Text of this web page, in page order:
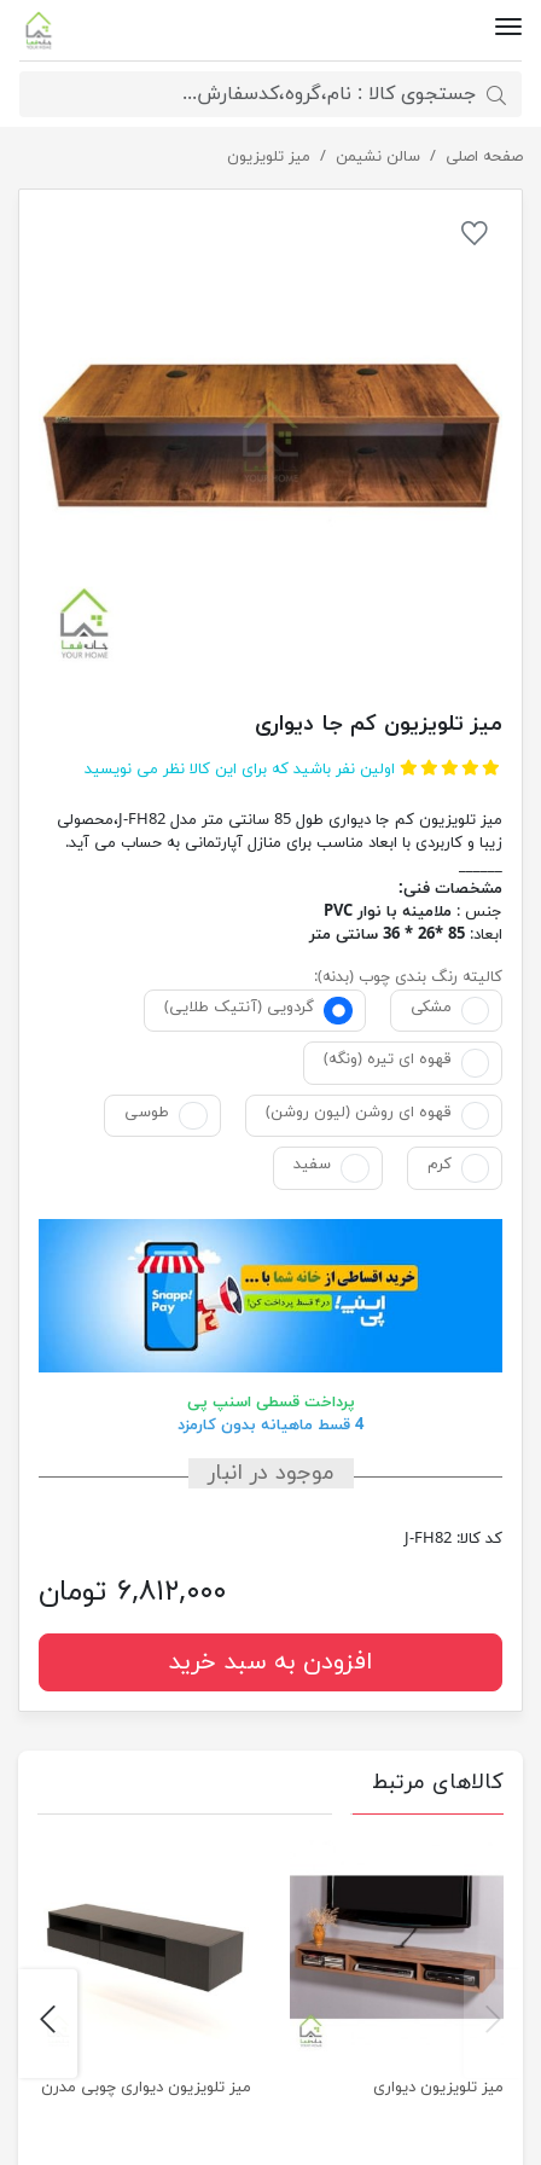
صفحه اصلی سالن نشیمن میز تلویزیون میز تلویزیون کم جا دیواری
میز تلویزیون کم جا دیواری
اولین نفر باشید که برای این کالا نظر می نویسید
میز تلویزیون کم جا دیواری طول 85 سانتی متر مدل J-FH82،محصولی
زیبا و کاربردی با ابعاد مناسب برای منازل آپارتمانی به حساب می آید.
______
مشخصات فنی:
جنس : ملامینه با نوار PVC
ابعاد: 85 *26 * 36 سانتی متر
کالیته رنگ بندی چوب (بدنه):
مشکی
گردویی (آنتیک طلایی)
قهوه ای تیره (ونگه)
قهوه ای روشن (لیون روشن) طوسی
کرم سفید
پرداخت قسطی اسنپ پی
4 قسط ماهیانه بدون کارمزد
موجود در انبار
کد کالا: J-FH82
۶,۸۱۲,۰۰۰ تومان
افزودن به سبد خرید
کالاهای مرتبط
میز تلویزیون دیواری میز تلویزیون دیواری چوبی مدرن
previus